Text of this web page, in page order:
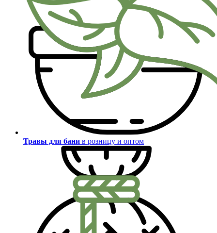
Травы для бани в розницу и оптом